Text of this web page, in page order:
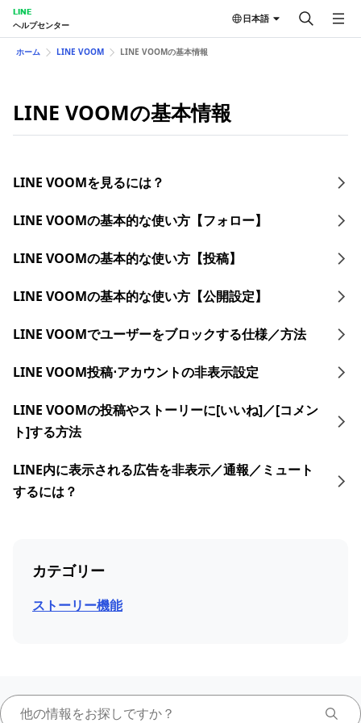
LINE
ヘルプセンター
日本語
ホーム LINE VOOM LINE VOOMの基本情報
LINE VOOMの基本情報
LINE VOOMを見るには？
LINE VOOMの基本的な使い方【フォロー】
LINE VOOMの基本的な使い方【投稿】
LINE VOOMの基本的な使い方【公開設定】
LINE VOOMでユーザーをブロックする仕様／方法
LINE VOOM投稿⋅アカウントの非表示設定
LINE VOOMの投稿やストーリーに[いいね]／[コメン
ト]する方法
LINE内に表示される広告を非表示／通報／ミュート
するには？
カテゴリー
ストーリー機能